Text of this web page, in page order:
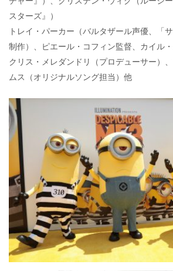
スターズ』）
トレイ・パーカー（バルタザール声優、「
制作）、ピエール・コフィン監督、カイル・
クリス・メレダンドリ（プロデューサー）
ムス（オリジナルソング担当）他